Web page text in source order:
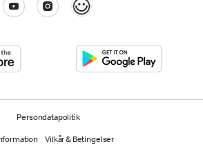
Persondatapolitik
Vilkår & Betingelser